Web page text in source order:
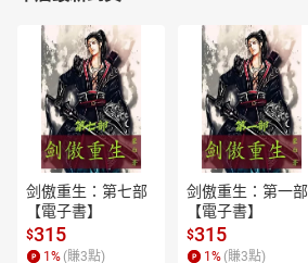
剑傲重生：第七部
【電子書】
$315
1 % (賺3點)
剑傲重生：第一部
【電子書】
$315
1 % (賺3點)